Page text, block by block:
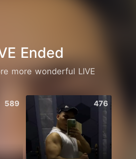
Ended
more wonderful LIVE
589 476